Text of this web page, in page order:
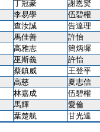
丁冠豪 謝恩爕
李易學 伍碧權
查汝誠 告達理
馬佳善 許怡
高雅志 簡炳墀
巫斯義 許怡
蔡鎮威 王登平
高慈 夏志信
林嘉成 伍碧權
馬輝 愛倫
葉楚航
甘光達